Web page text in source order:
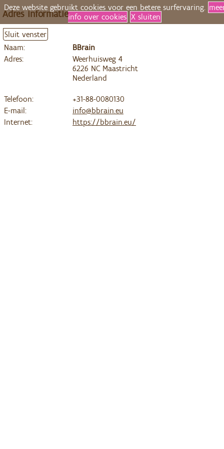
Adres informatie
Sluit venster
Naam:
BBrain
Adres:
Weerhuisweg 4
6226 NC Maastricht
Nederland
Telefoon:
+31-88-0080130
E-mail:
info@bbrain.eu
Internet:
https://bbrain.eu/
Deze website gebruikt cookies voor een betere surfervaring.
info over cookies X sluiten